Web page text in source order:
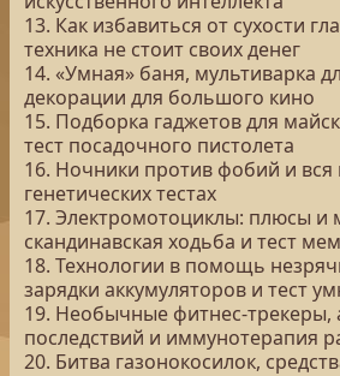
13. Как избавиться от сухости
техника не стоит своих денег
14. «Умная» баня, мультиварка
декорации для большого кино
15. Подборка гаджетов для
тест посадочного пистолета
16. Ночники против фобий и вся
генетических тестах
17. Электромотоциклы: плюсы и
скандинавская ходьба и тест
18. Технологии в помощь
зарядки аккумуляторов и тест
19. Необычные фитнес-трекеры,
последствий и иммунотерапия
20. Битва газонокосилок,